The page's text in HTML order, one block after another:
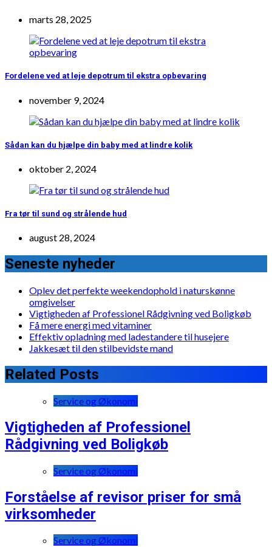
marts 28, 2025
Fordelene ved at leje depotrum til ekstra opbevaring
november 9, 2024
Sådan kan du hjælpe din baby med at lindre kolik
oktober 2, 2024
Fra tør til sund og strålende hud
august 28, 2024
Seneste nyheder
Oplev det perfekte weekendophold i naturskønne
omgivelser
Vigtigheden af Professionel Rådgivning ved Boligkøb
Få mere energi med vitaminer
Effektiv opladning med ladestandere til husejere
Jakkesæt til den stilbevidste mand
Related Posts
Service og Økonomi
Vigtigheden af Professionel
Rådgivning ved Boligkøb
Service og Økonomi
Forståelse af revisor priser for små
virksomheder
Service og Økonomi